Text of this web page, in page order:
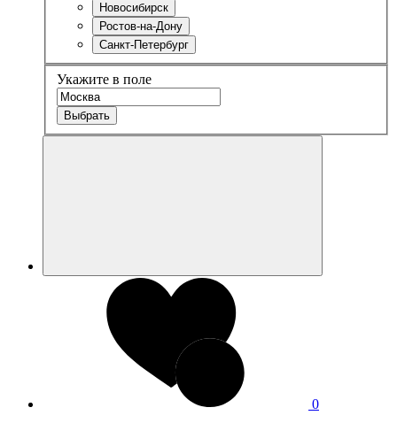
Новосибирск
Ростов-на-Дону
Санкт-Петербург
Укажите в поле
Выбрать
0